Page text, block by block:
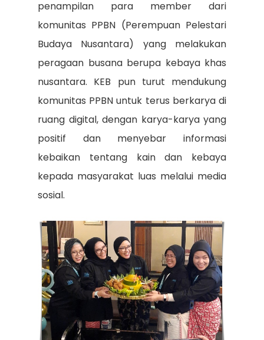
penampilan para member dari
komunitas PPBN (Perempuan Pelestari
Budaya Nusantara) yang melakukan
peragaan busana berupa kebaya khas
nusantara. KEB pun turut mendukung
komunitas PPBN untuk terus berkarya di
ruang digital, dengan karya-karya yang
positif dan menyebar informasi
kebaikan tentang kain dan kebaya
kepada masyarakat luas melalui media
sosial.